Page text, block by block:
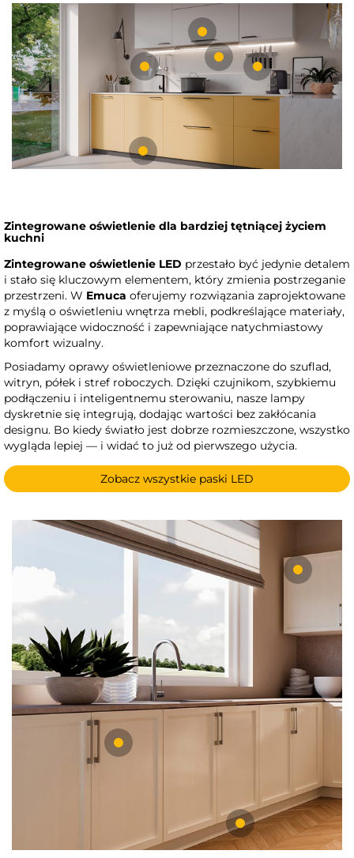
Zintegrowane oświetlenie dla bardziej tętniącej życiem
kuchni
Zintegrowane oświetlenie LED przestało być jedynie detalem
i stało się kluczowym elementem, który zmienia postrzeganie
przestrzeni. W Emuca oferujemy rozwiązania zaprojektowane
z myślą o oświetleniu wnętrza mebli, podkreślające materiały,
poprawiające widoczność i zapewniające natychmiastowy
komfort wizualny.
Posiadamy oprawy oświetleniowe przeznaczone do szuflad,
witryn, półek i stref roboczych. Dzięki czujnikom, szybkiemu
podłączeniu i inteligentnemu sterowaniu, nasze lampy
dyskretnie się integrują, dodając wartości bez zakłócania
designu. Bo kiedy światło jest dobrze rozmieszczone, wszystko
wygląda lepiej — i widać to już od pierwszego użycia.
Zobacz wszystkie paski LED